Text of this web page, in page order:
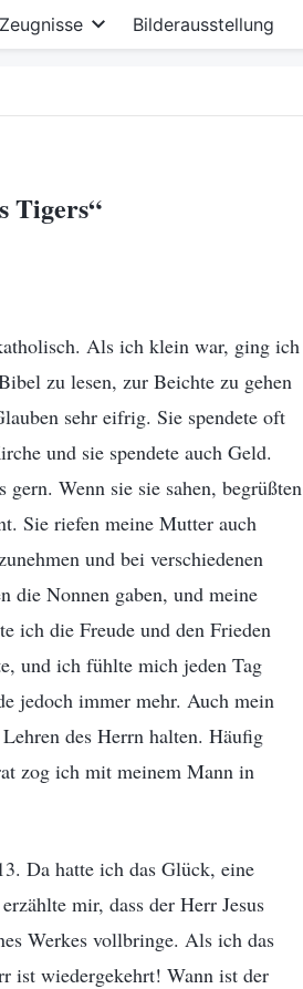
Zeugnisse Bilderausstellung
Tigers“
Als ich klein war, ging ich
zu lesen, zur Beichte zu gehen
sehr eifrig. Sie spendete oft
und sie spendete auch Geld.
Wenn sie sie sahen, begrüßten
Sie riefen meine Mutter auch
und bei verschiedenen
die Nonnen gaben, und meine
ich die Freude und den Frieden
und ich fühlte mich jeden Tag
jedoch immer mehr. Auch mein
des Herrn halten. Häufig
zog ich mit meinem Mann in
Da hatte ich das Glück, eine
mir, dass der Herr Jesus
Werkes vollbringe. Als ich das
ist wiedergekehrt! Wann ist der